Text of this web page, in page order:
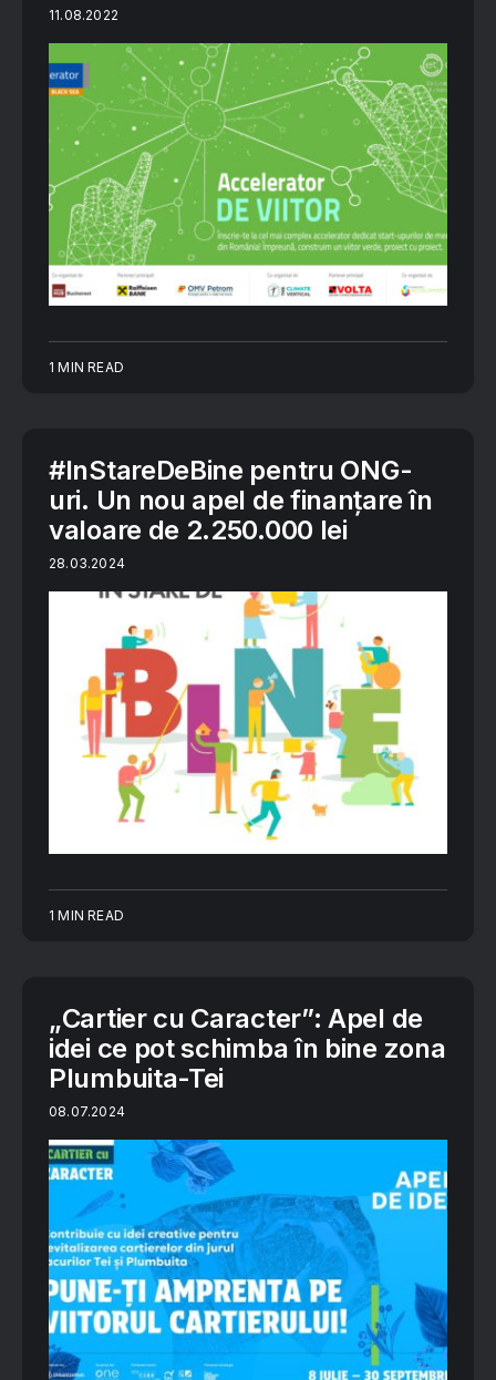
11.08.2022
1 MIN READ
#InStareDeBine pentru ONG-
uri. Un nou apel de finanțare în
valoare de 2.250.000 lei
28.03.2024
1 MIN READ
„Cartier cu Caracter”: Apel de
idei ce pot schimba în bine zona
Plumbuita-Tei
08.07.2024